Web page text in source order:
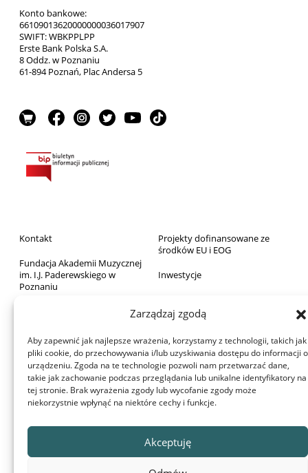
Zarządzaj zgodą
Aby zapewnić jak najlepsze wrażenia, korzystamy z technologii, takich jak
pliki cookie, do przechowywania i/lub uzyskiwania dostępu do informacji o
urządzeniu. Zgoda na te technologie pozwoli nam przetwarzać dane,
takie jak zachowanie podczas przeglądania lub unikalne identyfikatory na
tej stronie. Brak wyrażenia zgody lub wycofanie zgody może
niekorzystnie wpłynąć na niektóre cechy i funkcje.
Akceptuję
Konto bankowe:
66109013620000000036017907
SWIFT: WBKPPLPP
Erste Bank Polska S.A.
8 Oddz. w Poznaniu
61-894 Poznań, Plac Andersa 5
Kontakt
Fundacja Akademii Muzycznej
im. I.J. Paderewskiego w
Poznaniu
Wydawnictwo
Archiwum Akademii
Dom Studenta
Projekty dofinansowane z
Projekty dofinansowane ze
środków EU i EOG
Inwestycje
Zamówienia publiczne
RODO
Deklaracja dostępności
Aula Nova
© 2022 Akademia Muzyczna im. Ignacego Jana Paderewskiego w
Poznaniu